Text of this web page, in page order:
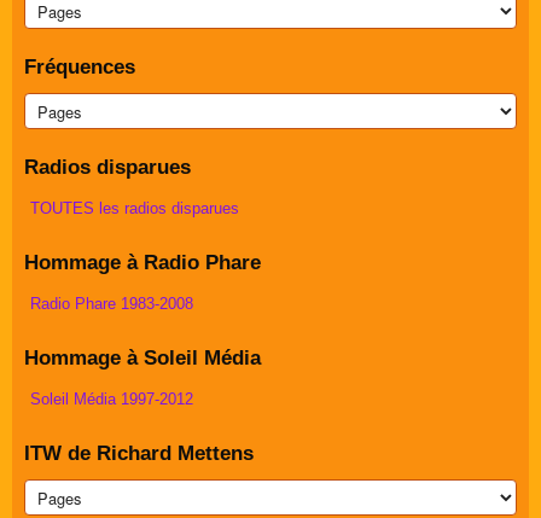
Fréquences
Radios disparues
TOUTES les radios disparues
Hommage à Radio Phare
Radio Phare 1983-2008
Hommage à Soleil Média
Soleil Média 1997-2012
ITW de Richard Mettens